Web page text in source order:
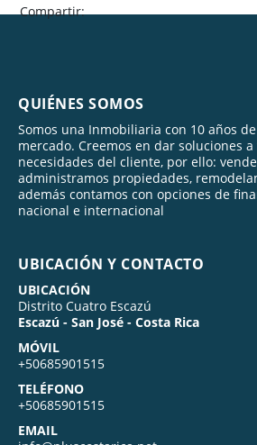
Compartir:
QUIÉNES SOMOS
Somos una Inmobiliaria con 10 años
mercado. Creemos en dar soluciones a
necesidades del cliente, por ello:
administramos propiedades,
además contamos con opciones de
nacional e internacional
UBICACIÓN Y CONTACTO
UBICACIÓN
Distrito Cuatro Escazú
Escazú - San José - Costa Rica
MÓVIL
+50685901515
TELÉFONO
+50685901515
EMAIL